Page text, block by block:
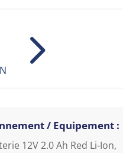
5
/ Equipement :
12V 2.0 Ah Red Li-Ion,